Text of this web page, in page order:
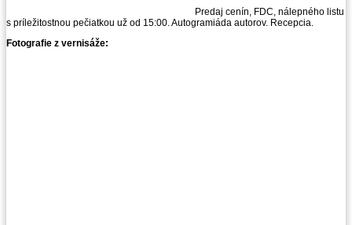
Predaj cenín, FDC, nálepného listu
s príležitostnou pečiatkou už od 15:00. Autogramiáda autorov. Recepcia.
Fotografie z vernisáže: